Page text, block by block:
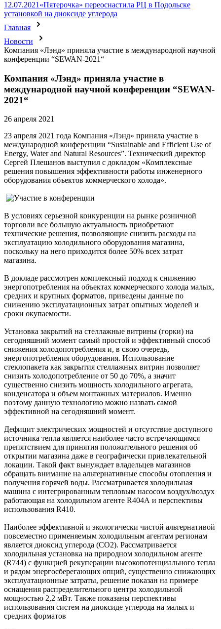
12.07.2021 «Пятерочка» переоснастила РЦ в Подольске
установкой на диоксиде углерода
Главная
Новости
Компания «Лэнд» приняла участие в международной научной
конференции “SEWAN-2021“
Компания «Лэнд» приняла участие в
международной научной конференции “SEWAN-
2021“
26 апреля 2021
23 апреля 2021 года Компания «Лэнд» приняла участие в
международной конференции “Sustainable and Efficient Use of
Energy, Water and Natural Resources”. Технический директор
Сергей Плешанов выступил с докладом «Комплексные
решения повышения эффективности работы инженерного
оборудования объектов коммерческого холода».
В условиях серьезной конкуренции на рынке розничной
торговли все большую актуальность приобретают
технические решения, позволяющие снизить расходы на
эксплуатацию холодильного оборудования магазина,
поскольку на него приходится более 50% всех затрат
магазина.
В докладе рассмотрен комплексный подход к снижению
энергопотребления на объектах коммерческого холода малых,
средних и крупных форматов, приведены данные по
снижению эксплуатационных затрат опытных моделей и
сроки окупаемости.
Установка закрытий на стеллажные витрины (горки) на
сегодняшний момент самый простой и эффективный способ
снижения холодопотребления и, в свою очередь,
энергопотребления оборудования. Использование
стеклопакета как закрытия стеллажных витрин позволяет
снизить холодопотребление от 50 до 70%, а значит
существенно снизить мощность холодильного агрегата,
конденсатора и объем монтажных материалов. Именно
поэтому данную технологию можно назвать самой
эффективной на сегодняшний момент.
Дефицит электрических мощностей и отсутствие доступного
источника тепла является наиболее часто встречающимся
препятствием для принятия положительного решения об
открытии магазина даже в географически привлекательной
локации. Такой факт вынуждает владельцев магазинов
обращать внимание на альтернативные способы отопления и
получения горячей воды. Рассматривается холодильная
машина с интегрированным тепловым насосом воздух/воздух
работающая на холодильном агенте R404А и перспективы
использования R410.
Наиболее эффективной и экологически чистой альтернативой
повсеместно применяемым холодильным агентам регионам
является диоксид углерода (СО2). Рассматривается
холодильная установка на природном холодильном агенте
(R744) с функцией рекуперации высокопотенциального тепла
и рядом энергосберегающих опций, существенно снижающих
эксплуатационные затраты, решение показан на примере
оснащения распределительного центра холодильной
мощностью 2,2 мВт. Также показаны перспективы
использования систем на диоксиде углерода на малых и
средних форматов